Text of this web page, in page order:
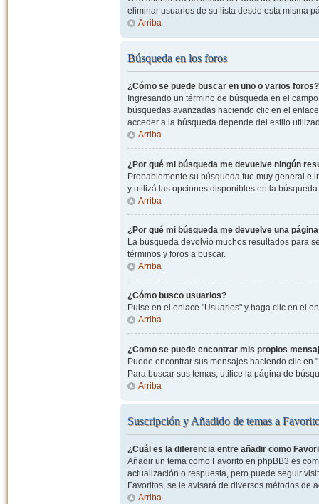
eliminar usuarios de su lista desde esta misma
Arriba
Búsqueda en los foros
¿Cómo se puede buscar en uno o varios foros?
Ingresando un término de búsqueda en el
búsquedas avanzadas haciendo clic en el
acceder a la búsqueda depende del estilo
Arriba
¿Por qué mi búsqueda me devuelve ningún
Probablemente su búsqueda fue muy general e
y utilizá las opciones disponibles en la
Arriba
¿Por qué mi búsqueda me devuelve una
La búsqueda devolvió muchos resultados para
términos y foros a buscar.
Arriba
¿Cómo busco usuarios?
Pulse en el enlace "Usuarios" y haga clic en el
Arriba
¿Como se puede encontrar mis propios
Puede encontrar sus mensajes haciendo clic en
Para buscar sus temas, utilice la página de
Arriba
Suscripción y Añadido de temas a
¿Cuál es la diferencia entre añadir como
Añadir un tema como Favorito en phpBB3 es
actualización o respuesta, pero puede seguir
Favoritos, se le avisará de diversos métodos de
Arriba